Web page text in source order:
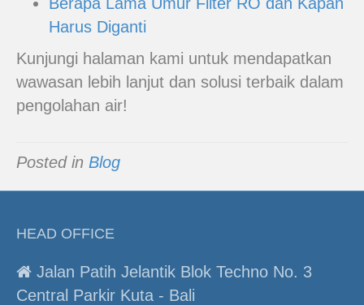
Harus Diganti
Kunjungi halaman kami untuk mendapatkan
wawasan lebih lanjut dan solusi terbaik dalam
pengolahan air!
Posted in Blog
HEAD OFFICE
Jalan Patih Jelantik Blok Techno No. 3
Central Parkir Kuta - Bali